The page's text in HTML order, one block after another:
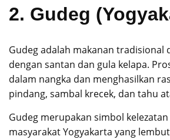
2. Gudeg
Gudeg adalah makanan tradisional
dengan santan dan gula kelapa.
dalam nangka dan menghasilkan
pindang, sambal krecek, dan tahu
Gudeg merupakan simbol
masyarakat Yogyakarta yang